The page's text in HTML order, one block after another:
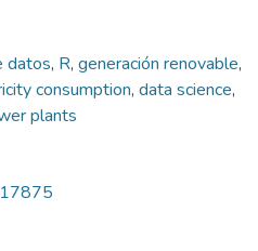
datos, R, generación renovable,
consumption, data science,
plants